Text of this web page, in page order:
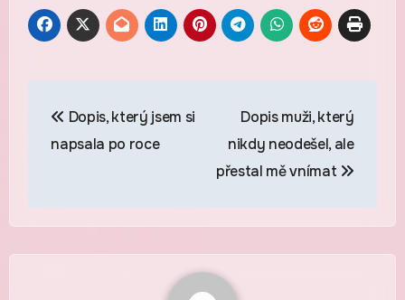
proDopis, který jsem si
napsala po roce
Dopis muži, který
nikdy neodešel, ale
přestal mě vnímat